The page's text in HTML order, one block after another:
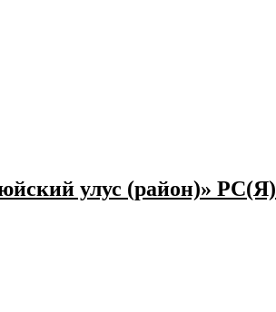
улус (район)» РС(Я)